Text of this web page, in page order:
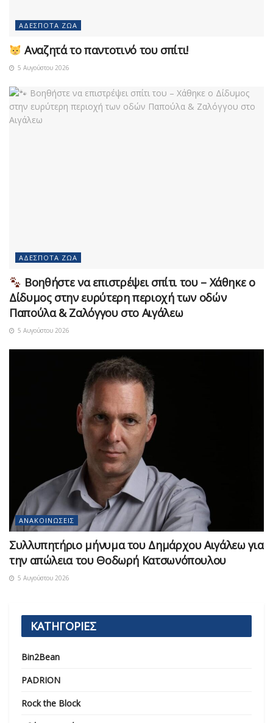
ΑΔΈΣΠΟΤΑ ΖΏΑ
Αναζητά το παντοτινό του σπίτι!
5 Αυγούστου 2026
ΑΔΈΣΠΟΤΑ ΖΏΑ
Βοηθήστε να επιστρέψει σπίτι του – Χάθηκε ο
Δίδυμος στην ευρύτερη περιοχή των οδών
Παπούλα & Ζαλόγγου στο Αιγάλεω
5 Αυγούστου 2026
ΑΝΑΚΟΙΝΏΣΕΙΣ
Συλλυπητήριο μήνυμα του Δημάρχου Αιγάλεω για
την απώλεια του Θοδωρή Κατσωνόπουλου
5 Αυγούστου 2026
ΚΑΤΗΓΟΡΙΕΣ
Bin2Bean
PADRION
Rock the Block